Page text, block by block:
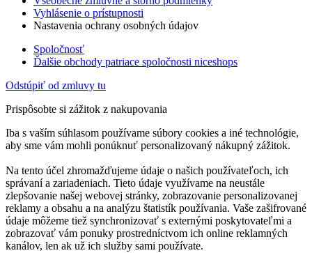
Vyhlásenie o prístupnosti
Nastavenia ochrany osobných údajov
Spoločnosť
Ďalšie obchody patriace spoločnosti niceshops
Odstúpiť od zmluvy tu
Prispôsobte si zážitok z nakupovania
Iba s vaším súhlasom používame súbory cookies a iné technológie,
aby sme vám mohli ponúknuť personalizovaný nákupný zážitok.
Na tento účel zhromažďujeme údaje o našich používateľoch, ich
správaní a zariadeniach. Tieto údaje využívame na neustále
zlepšovanie našej webovej stránky, zobrazovanie personalizovanej
reklamy a obsahu a na analýzu štatistík používania. Vaše zašifrované
údaje môžeme tiež synchronizovať s externými poskytovateľmi a
zobrazovať vám ponuky prostredníctvom ich online reklamných
kanálov, len ak už ich služby sami používate.